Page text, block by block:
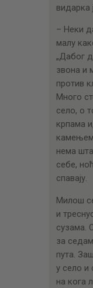
видарка
– Неки
малу
„Дабог
звона и
против
Много
село, о
крпама
нема
себе,
спавају.
Милош
и
сузама.
за
пута.
у село и
на кога